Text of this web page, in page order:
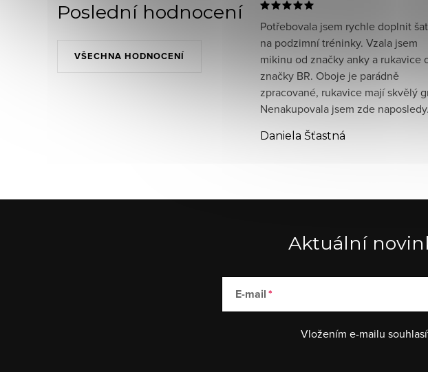
Poslední hodnocení
VŠECHNA HODNOCENÍ
Potřebovala jsem rychle doplnit
na podzimní tréninky. Vzala jsem
mikinu od značky anky a rukavice
značky BR. Oboje je parádně
zpracované, rukavice mají skvělý
Nenakupovala jsem zde naposledy.
Daniela Šťastná
Aktuální
E-mail
Vložením e-mailu